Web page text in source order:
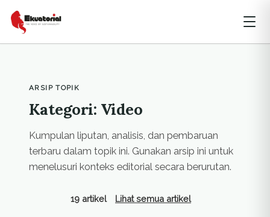
ARSIP TOPIK
Kategori: Video
Kumpulan liputan, analisis, dan pembaruan
terbaru dalam topik ini. Gunakan arsip ini untuk
menelusuri konteks editorial secara berurutan.
19 artikel Lihat semua artikel